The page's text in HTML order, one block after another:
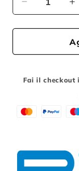
Diminuisci
quantità
per
BATTERIA/
MODELLO
Fai il checkout